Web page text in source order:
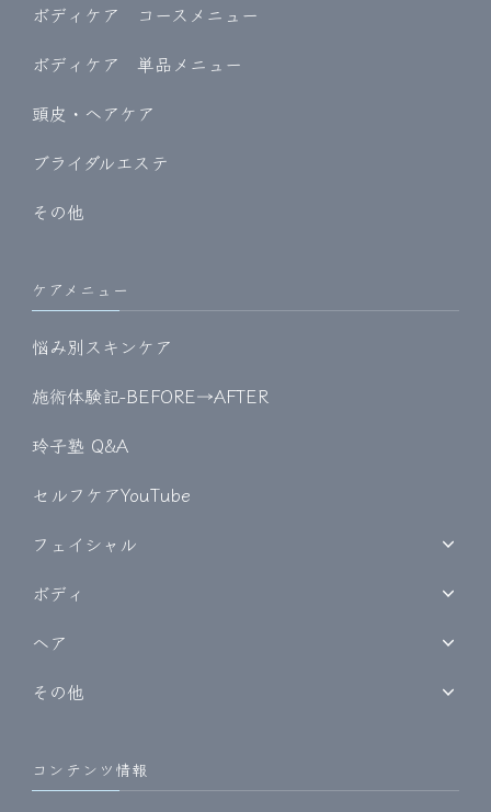
ボディケア コースメニュー
ボディケア 単品メニュー
頭皮・ヘアケア
ブライダルエステ
その他
ケアメニュー
悩み別スキンケア
施術体験記-BEFORE→AFTER
玲子塾 Q&A
セルフケアYouTube
フェイシャル
ボディ
ヘア
その他
コンテンツ情報